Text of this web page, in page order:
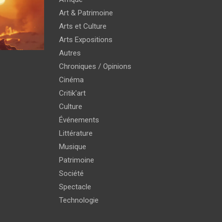
Art & Patrimoine
Arts et Culture
Arts Expositions
Autres
Chroniques / Opinions
Cinéma
Critik'art
Culture
Événements
Littérature
Musique
Patrimoine
Société
Spectacle
Technologie